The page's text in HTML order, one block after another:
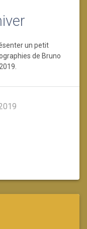
un petit
de Bruno